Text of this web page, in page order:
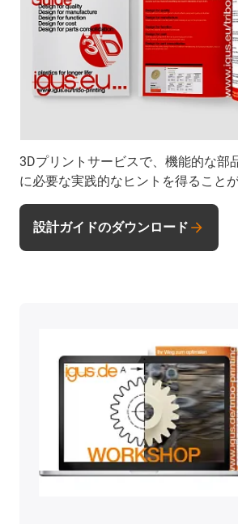
3Dプリントサービスで、機能的な部
に必要な実践的なヒントを得ることが
設計ガイドのダウンロード